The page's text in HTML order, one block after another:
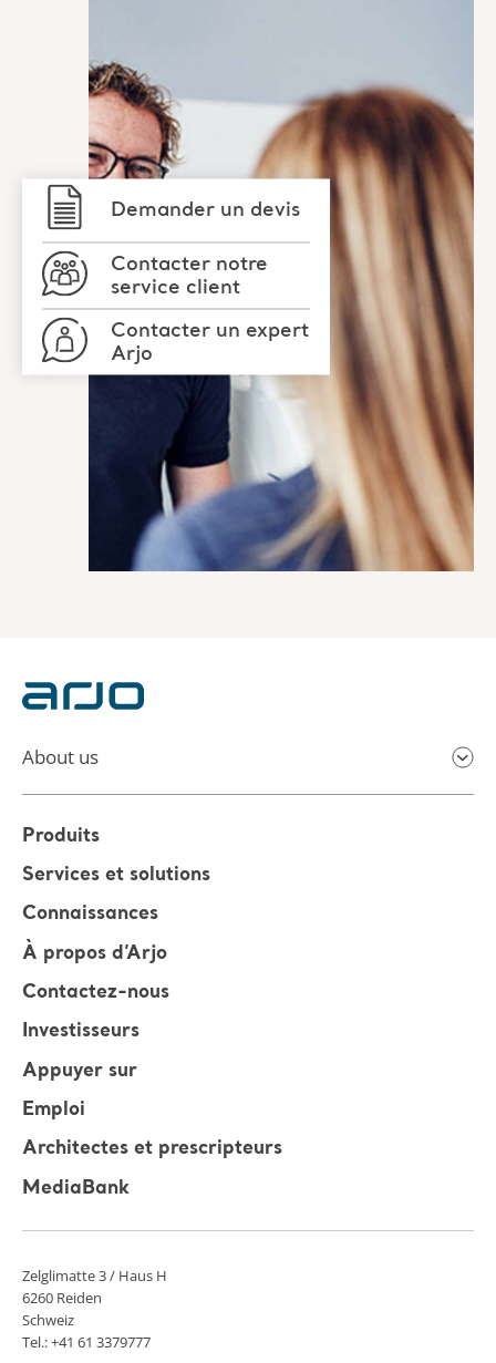
Demander un devis
Contacter notre
service client
Contacter un expert
Arjo
About us
Produits
Services et solutions
Connaissances
À propos d’Arjo
Contactez-nous
Investisseurs
Appuyer sur
Emploi
Architectes et prescripteurs
MediaBank
Zelglimatte 3 / Haus H
6260 Reiden
Schweiz
Tel.: +41 61 3379777